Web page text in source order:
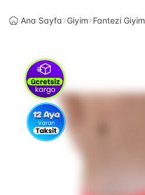
Ana Sayfa Giyim Fantezi Giyim